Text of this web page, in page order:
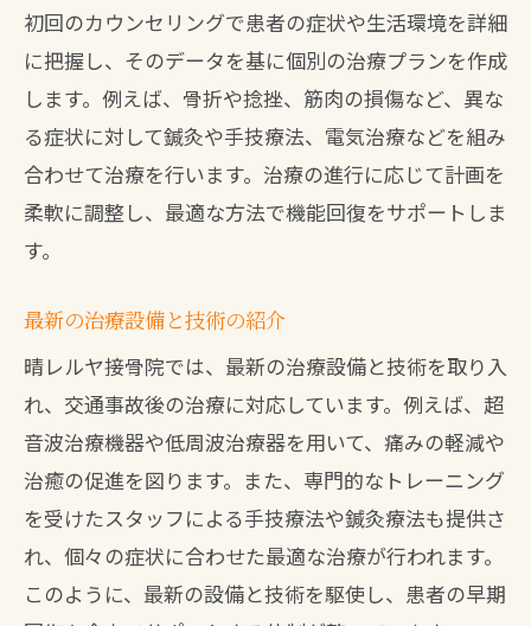
初回のカウンセリングで患者の症状や生活環境を詳細
に把握し、そのデータを基に個別の治療プランを作成
します。例えば、骨折や捻挫、筋肉の損傷など、異な
る症状に対して鍼灸や手技療法、電気治療などを組み
合わせて治療を行います。治療の進行に応じて計画を
柔軟に調整し、最適な方法で機能回復をサポートしま
す。
最新の治療設備と技術の紹介
晴レルヤ接骨院では、最新の治療設備と技術を取り入
れ、交通事故後の治療に対応しています。例えば、超
音波治療機器や低周波治療器を用いて、痛みの軽減や
治癒の促進を図ります。また、専門的なトレーニング
を受けたスタッフによる手技療法や鍼灸療法も提供さ
れ、個々の症状に合わせた最適な治療が行われます。
このように、最新の設備と技術を駆使し、患者の早期